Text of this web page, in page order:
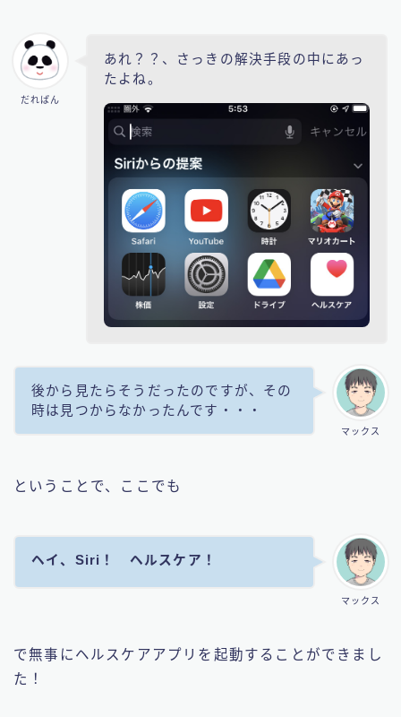
だれぱん
あれ？？、さっきの解決手段の中にあっ
たよね。
マックス
後から見たらそうだったのですが、その
時は見つからなかったんです・・・
ということで、ここでも
マックス
ヘイ、Siri！ ヘルスケア！
で無事にヘルスケアアプリを起動することができまし
た！